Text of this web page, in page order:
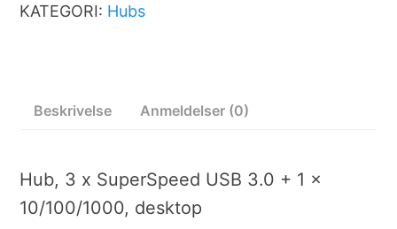
KATEGORI: Hubs
Beskrivelse Anmeldelser (0)
Hub, 3 x SuperSpeed USB 3.0 + 1 x
10/100/1000, desktop